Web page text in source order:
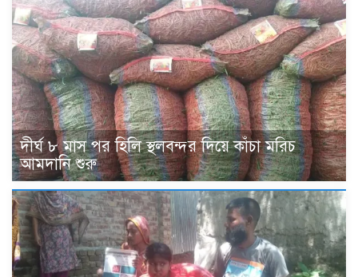
দীর্ঘ ৮ মাস পর হিলি স্থলবন্দর দিয়ে কাঁচা মরিচ
আমদানি শুরু